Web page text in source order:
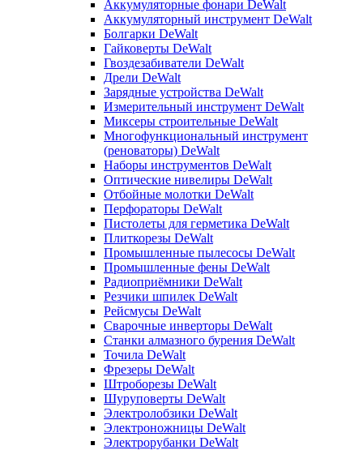
Аккумуляторные фонари DeWalt
Аккумуляторный инструмент DeWalt
Болгарки DeWalt
Гайковерты DeWalt
Гвоздезабиватели DeWalt
Дрели DeWalt
Зарядные устройства DeWalt
Измерительный инструмент DeWalt
Миксеры строительные DeWalt
Многофункциональный инструмент
(реноваторы) DeWalt
Наборы инструментов DeWalt
Оптические нивелиры DeWalt
Отбойные молотки DeWalt
Перфораторы DeWalt
Пистолеты для герметика DeWalt
Плиткорезы DeWalt
Промышленные пылесосы DeWalt
Промышленные фены DeWalt
Радиоприёмники DeWalt
Резчики шпилек DeWalt
Рейсмусы DeWalt
Сварочные инверторы DeWalt
Станки алмазного бурения DeWalt
Точила DeWalt
Фрезеры DeWalt
Штроборезы DeWalt
Шуруповерты DeWalt
Электролобзики DeWalt
Электроножницы DeWalt
Электрорубанки DeWalt